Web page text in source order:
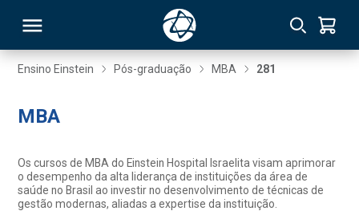
Ensino Einstein Pós-graduação MBA 281
MBA
Os cursos de MBA do Einstein Hospital Israelita visam aprimorar
o desempenho da alta liderança de instituições da área de
saúde no Brasil ao investir no desenvolvimento de técnicas de
gestão modernas, aliadas a expertise da instituição.